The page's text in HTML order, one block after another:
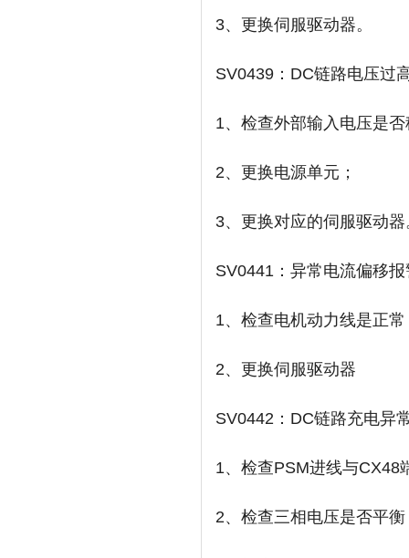
3、更换伺服驱动器。
SV0439：DC链路电压过
1、检查外部输入电压是
2、更换电源单元；
3、更换对应的伺服驱动器
SV0441：异常电流偏移报
1、检查电机动力线是正常
2、更换伺服驱动器
SV0442：DC链路充电异
1、检查PSM进线与CX48
2、检查三相电压是否平衡